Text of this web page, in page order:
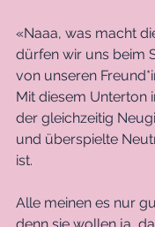
«Naaa, was macht
dürfen wir uns beim
von unseren
Mit diesem Unterton
der gleichzeitig
und überspielte
ist.
Alle meinen es nur